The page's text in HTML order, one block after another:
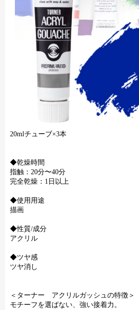
20mlチューブ×3本
◆乾燥時間
指触：20分〜40分
完全乾燥：1日以上
◆使用用途
描画
◆性質/成分
アクリル
◆ツヤ感
ツヤ消し
＜ターナー アクリルガッシュの特徴＞
モチーフを選ばない、強い接着力。